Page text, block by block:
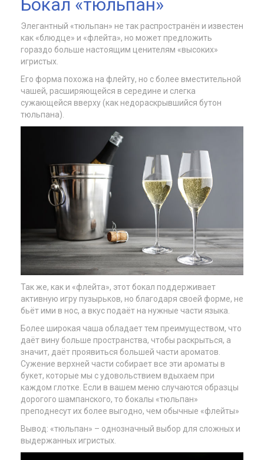
Бокал «тюльпан»
Элегантный «тюльпан» не так распространён и известен
как «блюдце» и «флейта», но может предложить
гораздо больше настоящим ценителям «высоких»
игристых.
Его форма похожа на флейту, но с более вместительной
чашей, расширяющейся в середине и слегка
сужающейся вверху (как недораскрывшийся бутон
тюльпана).
Так же, как и «флейта», этот бокал поддерживает
активную игру пузырьков, но благодаря своей форме, не
бьёт ими в нос, а вкус подаёт на нужные части языка.
Более широкая чаша обладает тем преимуществом, что
даёт вину больше пространства, чтобы раскрыться, а
значит, даёт проявиться большей части ароматов.
Сужение верхней части собирает все эти ароматы в
букет, которые мы с удовольствием вдыхаем при
каждом глотке. Если в вашем меню случаются образцы
дорогого шампанского, то бокалы «тюльпан»
преподнесут их более выгодно, чем обычные «флейты»
Вывод: «тюльпан» – однозначный выбор для сложных и
выдержанных игристых.